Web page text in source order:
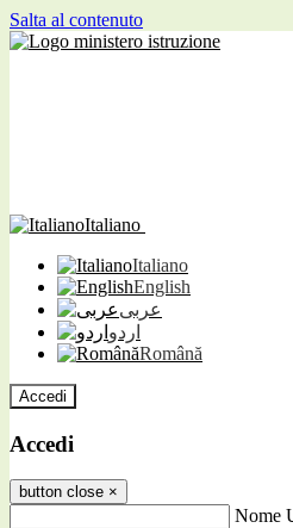
Salta al contenuto
Italiano
Italiano
English
عربى
اردو
Română
Accedi
Accedi
button close ×
Nome